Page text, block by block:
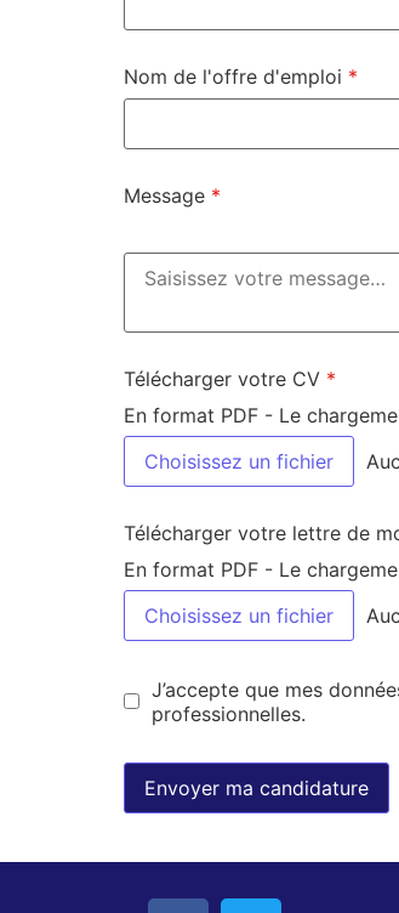
Nom de l'offre d'emploi *
Message *
Télécharger votre CV *
En format PDF - Le
Choisissez un fichier
Télécharger votre lettre de
En format PDF - Le
Choisissez un fichier
J’accepte que mes
professionnelles.
Envoyer ma candidature